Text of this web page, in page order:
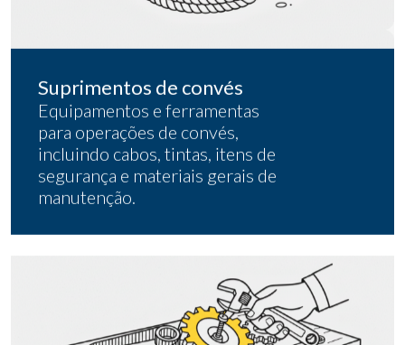
Suprimentos de convés
Equipamentos e ferramentas
para operações de convés,
incluindo cabos, tintas, itens de
segurança e materiais gerais de
manutenção.